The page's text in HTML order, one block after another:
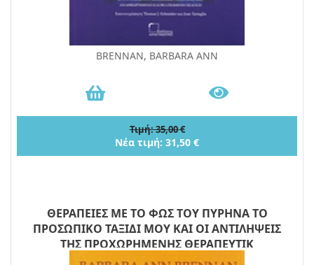
BRENNAN, BARBARA ANN
Τιμή: 35,00 €
Νέα τιμή: 31,50 €
ΘΕΡΑΠΕΙΕΣ ΜΕ ΤΟ ΦΩΣ ΤΟΥ ΠΥΡΗΝΑ ΤΟ
ΠΡΟΣΩΠΙΚΟ ΤΑΞΙΔΙ ΜΟΥ ΚΑΙ ΟΙ ΑΝΤΙΛΗΨΕΙΣ
ΤΗΣ ΠΡΟΧΩΡΗΜΕΝΗΣ ΘΕΡΑΠΕΥΤΙΚ